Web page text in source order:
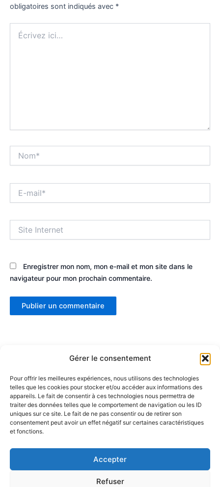
Gérer le consentement
Pour offrir les meilleures expériences, nous utilisons des technologies
telles que les cookies pour stocker et/ou accéder aux informations des
appareils. Le fait de consentir à ces technologies nous permettra de
traiter des données telles que le comportement de navigation ou les ID
uniques sur ce site. Le fait de ne pas consentir ou de retirer son
consentement peut avoir un effet négatif sur certaines caractéristiques
et fonctions.
Accepter
Refuser
obligatoires sont indiqués avec *
ici…
mail*
Internet
Enregistrer mon nom, mon e-mail et mon site dans le
navigateur pour mon prochain commentaire.
Partenaires :
LaMaisonDuDonut
LaBelleBiere